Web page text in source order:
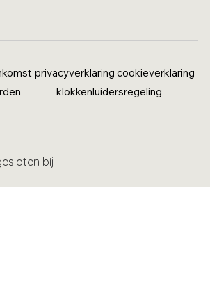
privacyverklaring cookieverklaring
klokkenluidersregeling
bij